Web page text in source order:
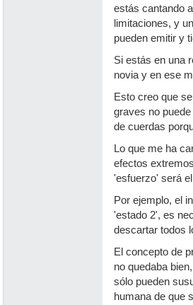
estás cantando
limitaciones, y
pueden emitir y
Si estás en una
novia y en ese
Esto creo que
graves no
de cuerdas
Lo que me ha
efectos
'esfuerzo' será
Por ejemplo, el
'estado 2', es
descartar todos
El concepto de
no quedaba
sólo pueden
humana de que